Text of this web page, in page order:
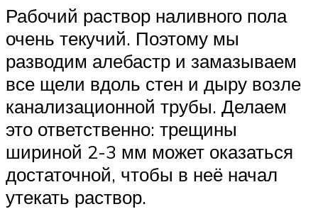
Рабочий раствор наливного пола
очень текучий. Поэтому мы
разводим алебастр и замазываем
все щели вдоль стен и дыру возле
канализационной трубы. Делаем
это ответственно: трещины
шириной 2-3 мм может оказаться
достаточной, чтобы в неё начал
утекать раствор.